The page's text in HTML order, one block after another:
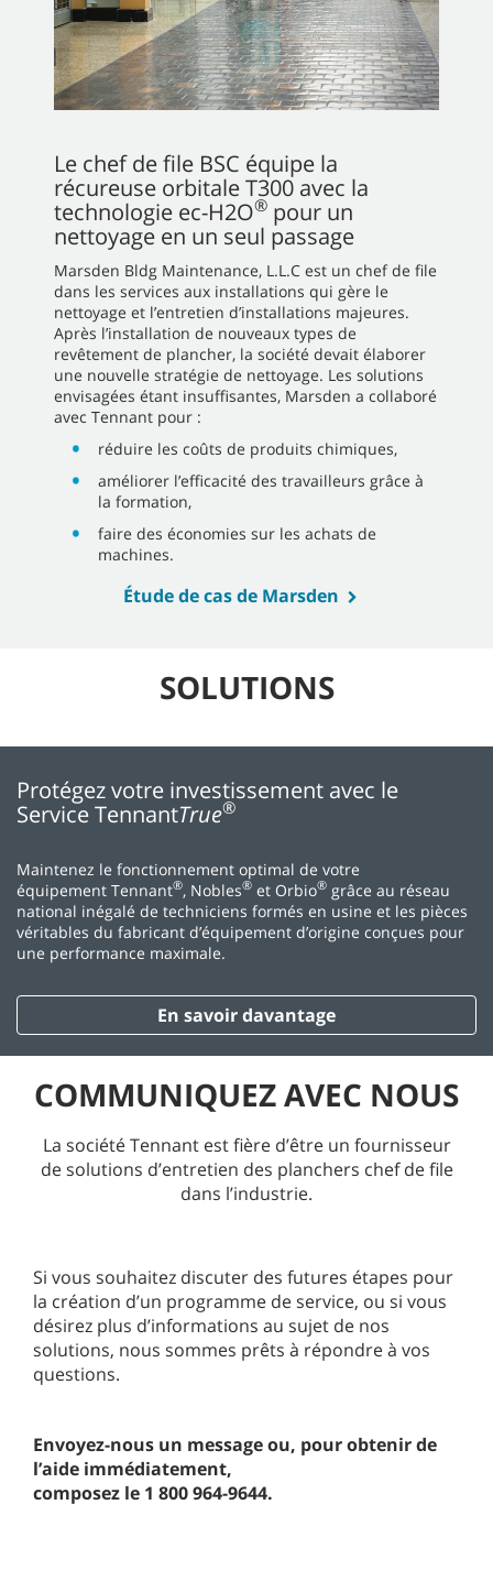
Le chef de file BSC équipe la
récureuse orbitale T300 avec la
technologie ec-H2O® pour un
nettoyage en un seul passage
Marsden Bldg Maintenance, L.L.C est un chef de file
dans les services aux installations qui gère le
nettoyage et l’entretien d’installations majeures.
Après l’installation de nouveaux types de
revêtement de plancher, la société devait élaborer
une nouvelle stratégie de nettoyage. Les solutions
envisagées étant insuffisantes, Marsden a collaboré
avec Tennant pour :
réduire les coûts de produits chimiques,
améliorer l’efficacité des travailleurs grâce à
la formation,
faire des économies sur les achats de
machines.
Étude de cas de Marsden
SOLUTIONS
Protégez votre investissement avec le
Service TennantTrue®
Maintenez le fonctionnement optimal de votre
équipement Tennant®, Nobles® et Orbio® grâce au réseau
national inégalé de techniciens formés en usine et les pièces
véritables du fabricant d’équipement d’origine conçues pour
une performance maximale.
En savoir davantage
COMMUNIQUEZ AVEC NOUS
La société Tennant est fière d’être un fournisseur
de solutions d’entretien des planchers chef de file
dans l’industrie.
Si vous souhaitez discuter des futures étapes pour
la création d’un programme de service, ou si vous
désirez plus d’informations au sujet de nos
solutions, nous sommes prêts à répondre à vos
questions.
Envoyez-nous un message ou, pour obtenir de
l’aide immédiatement,
composez le 1 800 964-9644.